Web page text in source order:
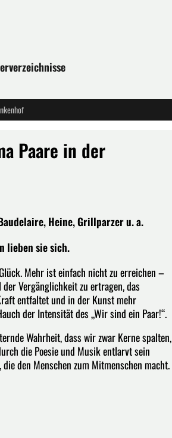
Paare in der
Heine, Grillparzer u. a.
lieben sie sich.
Mehr ist einfach nicht zu erreichen –
Vergänglichkeit zu ertragen, das
entfaltet und in der Kunst mehr
der Intensität des „Wir sind ein Paar!“.
Wahrheit, dass wir zwar Kerne spalten,
die Poesie und Musik entlarvt sein
den Menschen zum Mitmenschen macht.